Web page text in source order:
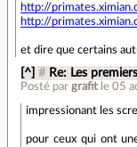
http://
http://
et dire que certains
[^] # Re: Les
Posté pargrafit le 05
impressionant les
pour ceux qui ont